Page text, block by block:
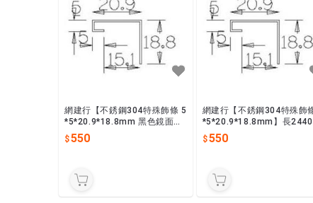
網建行【不銹鋼304特殊飾條 5
*5*20.9*18.8mm 黑色鏡面】
長2440mm 收邊條 封邊條 現
貨供應
550
網建行【不銹鋼304特殊飾
*5*20.9*18.8mm】長
m 鏡面 拉絲面 收邊條 封邊
現貨供應
550